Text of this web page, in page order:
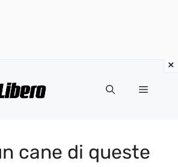
Menu
cane di queste